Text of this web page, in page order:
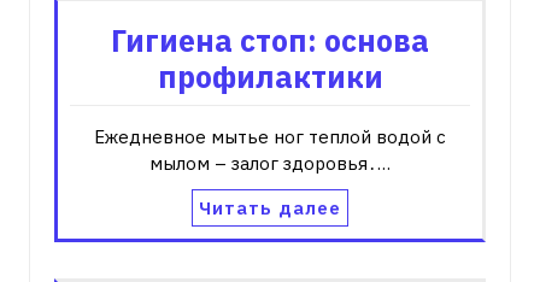
Гигиена стоп: основа
профилактики
Ежедневное мытье ног теплой водой с
мылом – залог здоровья․…
Читать далее